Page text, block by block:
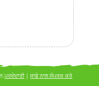
ਪਰਦੇਦਾਰੀ|ਸਾਡੇ ਨਾਲ ਸੰਪਰਕ ਕਰੋ